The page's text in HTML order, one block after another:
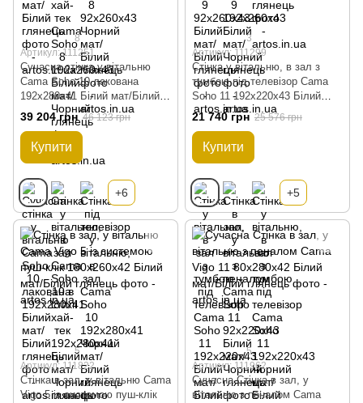
8
Артикул: 111251
Сучасна стінка у вітальню
Cama Soho 10 лакована
192x280x41 Білий мат/Білий
глянець
39 204 грн 46 123 грн
Купити
+6
3
Артикул: 111299
Стінка у вітальню, в зал з
тумбою під телевізор Cama
Soho 11 192x220x43 Білий
мат/Білий глянець
21 740 грн 25 576 грн
Купити
+5
5
Артикул: 111822
Стінка в зал, у вітальню Cama
Vigo 5 із системою пуш-клік
5
Артикул: 111962
Сучасна Стінка в зал, у
вітальню з пеналом Cama